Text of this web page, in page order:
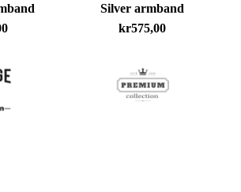
Silver armband
kr575,00